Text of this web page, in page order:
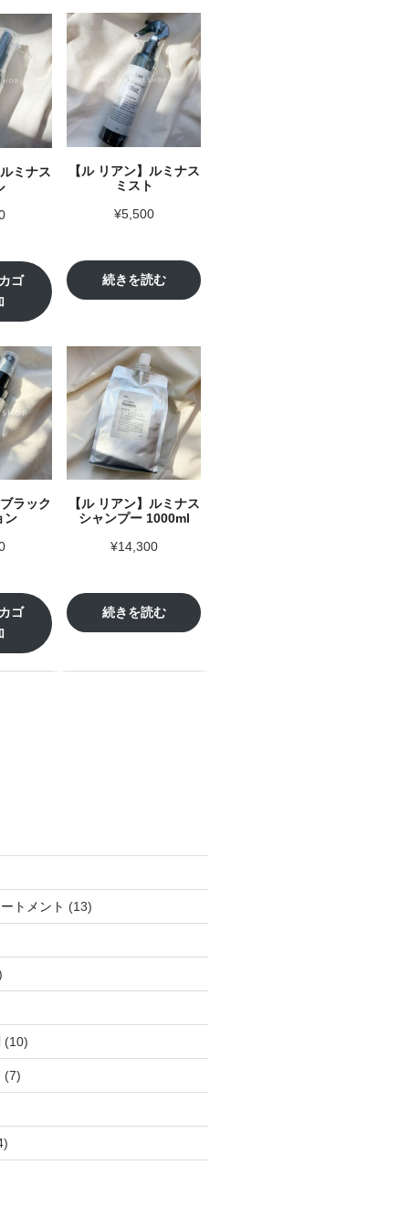
ミナス
ゴ
【ル リアン】ルミナス
ミスト
¥5,500
続きを読む
ラック
ン
ゴ
【ル リアン】ルミナス
シャンプー 1000ml
¥14,300
続きを読む
トメント 1313
個
1010
個
77
個
4
個